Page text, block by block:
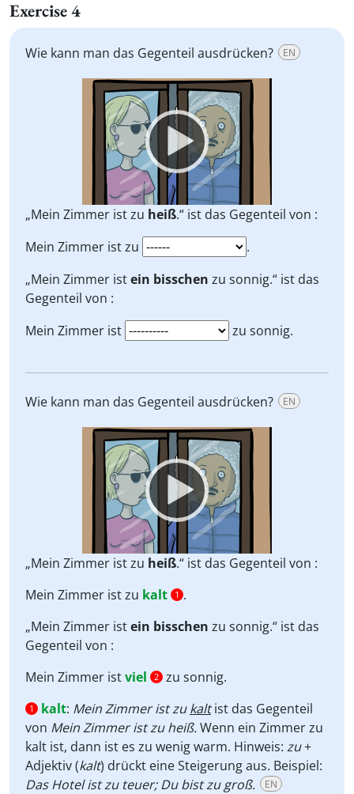
Exercise 4
Wie kann man das Gegenteil ausdrücken? EN
Video
Player
„Mein Zimmer ist zu heiß.“ ist das Gegenteil von :
Mein Zimmer ist zu
.
„Mein Zimmer istein bisschen zu sonnig.“ ist das
Gegenteil von :
Mein Zimmer ist
zu sonnig.
Wie kann man das Gegenteil ausdrücken? EN
Video
Player
„Mein Zimmer ist zu heiß.“ ist das Gegenteil von :
Mein Zimmer ist zu kalt 1 .
„Mein Zimmer istein bisschen zu sonnig.“ ist das
Gegenteil von :
Mein Zimmer istviel 2 zu sonnig.
1 kalt: Mein Zimmer ist zukalt ist das Gegenteil
von Mein Zimmer ist zu heiß.Wenn ein Zimmer zu
kalt ist, dann ist es zu wenig warm. Hinweis: zu+
Adjektiv (kalt) drückt eine Steigerung aus. Beispiel:
Das Hotel ist zu teuer; Du bist zu groß.
EN